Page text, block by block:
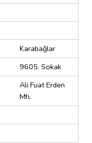
Karabağlar
9605. Sokak
Ali Fuat Erden
Mh.